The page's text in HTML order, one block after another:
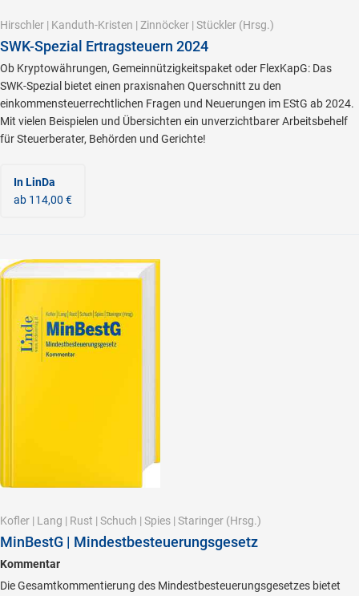
Hirschler | Kanduth-Kristen | Zinnöcker | Stückler (Hrsg.)
SWK-Spezial Ertragsteuern 2024
Ob Kryptowährungen, Gemeinnützigkeitspaket oder FlexKapG: Das
SWK-Spezial bietet einen praxisnahen Querschnitt zu den
einkommensteuerrechtlichen Fragen und Neuerungen im EStG ab 2024.
Mit vielen Beispielen und Übersichten ein unverzichtbarer Arbeitsbehelf
für Steuerberater, Behörden und Gerichte!
In LinDa
ab 114,00 €
Kofler | Lang | Rust | Schuch | Spies | Staringer (Hrsg.)
MinBestG | Mindestbesteuerungsgesetz
Kommentar
Die Gesamtkommentierung des Mindestbesteuerungsgesetzes bietet